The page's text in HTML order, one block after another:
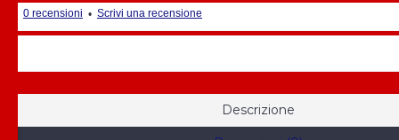
0 recensioni • Scrivi una recensione
Descrizione